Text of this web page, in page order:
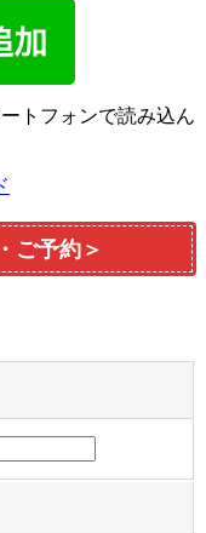
トフォンで読み込ん
ご予約＞